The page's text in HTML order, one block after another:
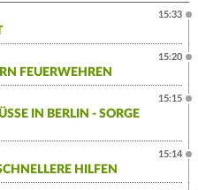
15:33
FEUERWEHREN
15:20
IN BERLIN - SORGE
15:15
HILFEN
15:14